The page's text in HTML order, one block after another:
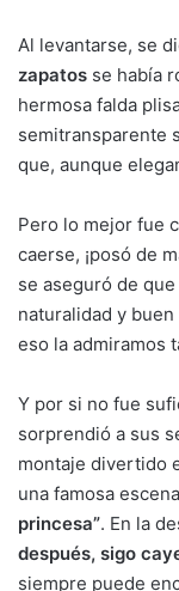
Al levantarse, se
zapatos se había
hermosa falda
semitransparente
que, aunque
Pero lo mejor fue
caerse, ¡posó de
se aseguró de
naturalidad y
eso la admiramos
Y por si no fue
sorprendió a sus
montaje divertido
una famosa
princesa”. En la
después, sigo
siempre puede